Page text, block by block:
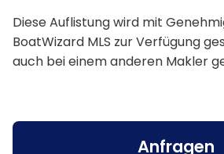
Diese Auflistung wird mit
BoatWizard MLS zur Verfügung
auch bei einem anderen Makler
Anfragen